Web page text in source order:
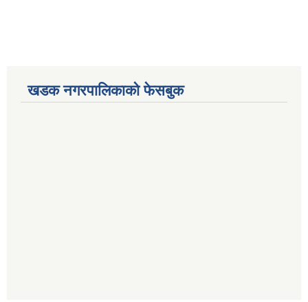
खडक नगरपालिकाको फेसबुक